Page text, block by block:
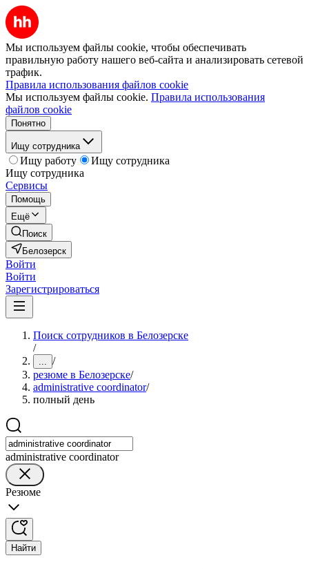
Мы используем файлы cookie, чтобы обеспечивать
правильную работу нашего веб-сайта и анализировать сетевой
трафик.
Правила использования файлов cookie
Мы используем файлы cookie. Правила использования
файлов cookie
Понятно
Ищу сотрудника
Ищу работу
Ищу сотрудника
Ищу сотрудника
Сервисы
Помощь
Ещё
Поиск
Белозерск
Войти
Войти
Зарегистрироваться
Поиск сотрудников в Белозерске
/
... /
резюме в Белозерске/
administrative coordinator/
полный день
administrative coordinator
Резюме
Найти